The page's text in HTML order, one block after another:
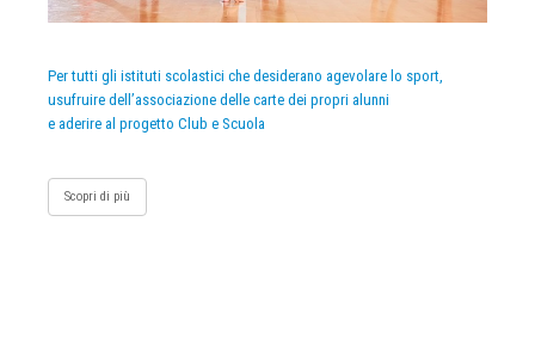
Per tutti gli istituti scolastici che desiderano agevolare lo sport,
usufruire dell’associazione delle carte dei propri alunni
e aderire al progetto Club e Scuola
Scopri di più